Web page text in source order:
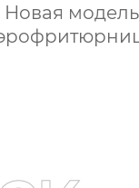
Новая модель